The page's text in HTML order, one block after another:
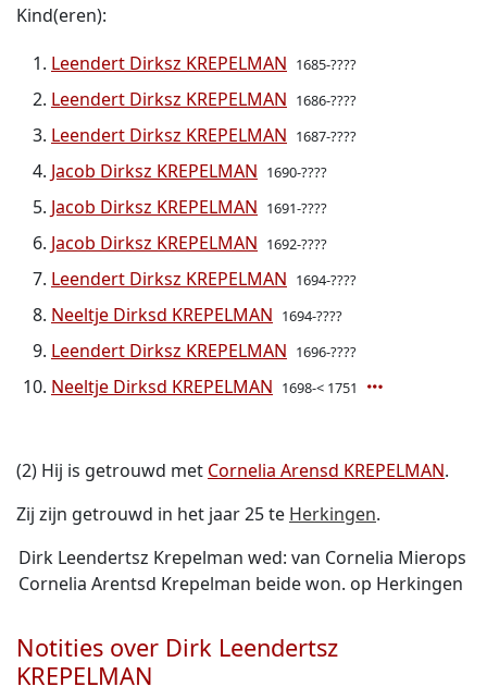
Kind(eren):
Leendert Dirksz KREPELMAN 1685-????
Leendert Dirksz KREPELMAN 1686-????
Leendert Dirksz KREPELMAN 1687-????
Jacob Dirksz KREPELMAN 1690-????
Jacob Dirksz KREPELMAN 1691-????
Jacob Dirksz KREPELMAN 1692-????
Leendert Dirksz KREPELMAN 1694-????
Neeltje Dirksd KREPELMAN 1694-????
Leendert Dirksz KREPELMAN 1696-????
Neeltje Dirksd KREPELMAN 1698-< 1751
(2) Hij is getrouwd met Cornelia Arensd KREPELMAN.
Zij zijn getrouwd in het jaar 25 te Herkingen.
Dirk Leendertsz Krepelman wed: van Cornelia Mierops
Cornelia Arentsd Krepelman beide won. op Herkingen
Notities over Dirk Leendertsz
KREPELMAN